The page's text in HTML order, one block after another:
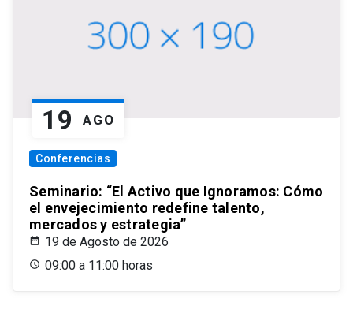
19 AGO
Conferencias
Seminario: “El Activo que Ignoramos: Cómo
el envejecimiento redefine talento,
mercados y estrategia”
19 de Agosto de 2026
09:00 a 11:00 horas